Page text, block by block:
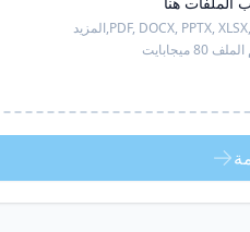
PDF, DOCX, PPTX, المزيد